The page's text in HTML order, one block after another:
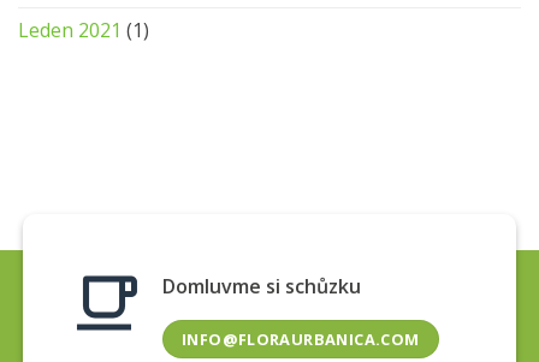
Leden 2021 (1)
Domluvme si schůzku
INFO@FLORAURBANICA.COM